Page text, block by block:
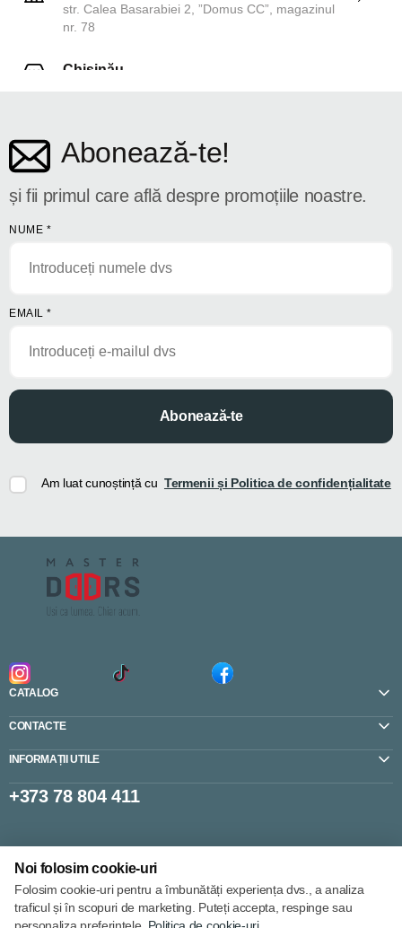
str. Calea Basarabiei 2, ”Domus CC”, magazinul
nr. 78
Chișinău
Abonează-te!
și fii primul care află despre promoțiile noastre.
NUME *
EMAIL *
Abonează-te
Am luat cunoștință cu Termenii și Politica de confidențialitate
CATALOG
CONTACTE
INFORMAȚII UTILE
+373 78 804 411
Setări cookie-uri
Politica de cookie-uri
Noi folosim cookie-uri
Folosim cookie-uri pentru a îmbunătăți experiența dvs., a analiza
traficul și în scopuri de marketing. Puteți accepta, respinge sau